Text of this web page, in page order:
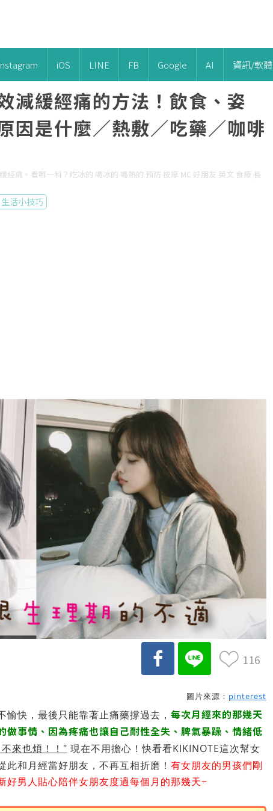
iOS LINE FB Google AI 資訊/軟體
減緩經痛的方法！飲食、姿
因是什麼／熱敷／吃藥／咖啡
痛。看哪一科？吃冰的 喝冰的 喝熱的 預防 按摩 MC 好朋友 英文 食療 長
生活小技巧
116
圖片來源： pinterest
快，最後只能靠著止痛藥撐過去， 每次月經來的那幾天
做事情、因為疼痛也讓自己耐性全失、脾氣暴躁、情緒低
來也煩！！" 現在不用擔心！快看看KIKINOTE這次幫女
此和月經當好朋友，不再互相折磨！ 有女朋友的男孩們剛
好男人貼心陪伴女朋友度過每個月的那幾天~